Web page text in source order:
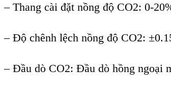
– Thang cài đặt nồng độ CO2: 0-
– Độ chênh lệch nồng độ CO2:
– Đầu dò CO2: Đầu dò hồng ngoại